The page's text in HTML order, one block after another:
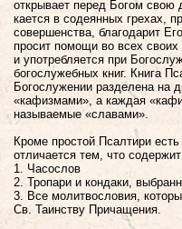
открывает перед Богом свою
кается в содеянных грехах,
совершенства, благодарит
просит помощи во всех
и употребляется при
богослужебных книг. Книга
Богослужении разделена на
«кафизмами», а каждая
называемые «славами».
Кроме простой Псалтири
отличается тем, что
1. Часослов
2. Тропари и кондаки,
3. Все молитвословия,
Св. Таинству Причащения.